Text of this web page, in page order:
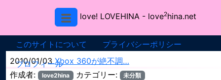
love! LOVEHINA - love2hina.net
このサイトについて
プライバシーポリシー
プロフィール
2010/01/03Xbox 360が絶不調…
作成者:
love2hina カテゴリー: 未分類